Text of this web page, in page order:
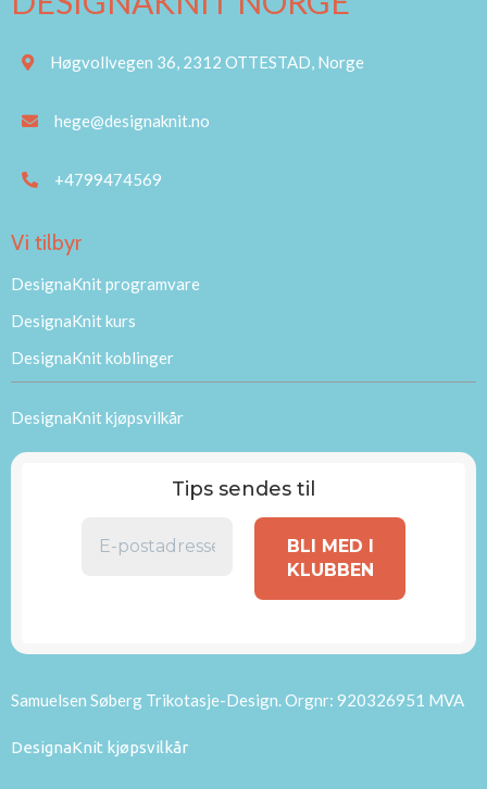
Høgvollvegen 36, 2312 OTTESTAD, Norge
hege@designaknit.no
+4799474569
Vi tilbyr
DesignaKnit programvare
DesignaKnit kurs
DesignaKnit koblinger
DesignaKnit kjøpsvilkår
Tips sendes til
Samuelsen Søberg Trikotasje-Design. Orgnr: 920326951 MVA
DesignaKnit kjøpsvilkår